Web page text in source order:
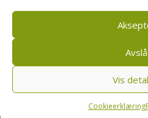
Avslå
Vis
Cookieerklæring
Bondevennen SA, Pb 208,
Personvern og